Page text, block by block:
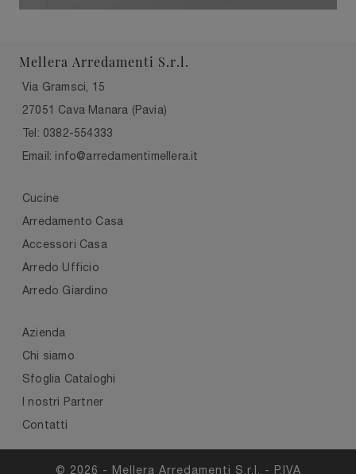
Mellera Arredamenti S.r.l.
Via Gramsci, 15
27051 Cava Manara (Pavia)
Tel: 0382-554333
Email: info@arredamentimellera.it
Cucine
Arredamento Casa
Accessori Casa
Arredo Ufficio
Arredo Giardino
Azienda
Chi siamo
Sfoglia Cataloghi
I nostri Partner
Contatti
© 2026 - Mellera Arredamenti S.r.l. - P.IVA